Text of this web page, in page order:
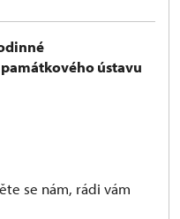
ústavu
se nám, rádi vám